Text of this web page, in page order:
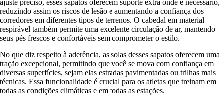
ajuste preciso, esses sapatos oferecem suporte extra onde é necessário,
reduzindo assim os riscos de lesão e aumentando a confiança dos
corredores em diferentes tipos de terrenos. O cabedal em material
respirável também permite uma excelente circulação de ar, mantendo
seus pés frescos e confortáveis sem comprometer o estilo.
No que diz respeito à aderência, as solas desses sapatos oferecem uma
tração excepcional, permitindo que você se mova com confiança em
diversas superfícies, sejam elas estradas pavimentadas ou trilhas mais
técnicas. Essa funcionalidade é crucial para os atletas que treinam em
todas as condições climáticas e em todas as estações.